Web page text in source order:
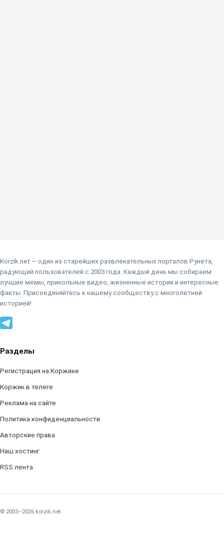
Korzik.net — один из старейших развлекательных порталов Рунета,
радующий пользователей с 2003 года. Каждый день мы собираем
лучшие мемы, прикольные видео, жизненные истории и интересные
факты. Присоединяйтесь к нашему сообществу с многолетней
историей!
Разделы
Регистрация на Коржике
Коржик в телеге
Реклама на сайте
Политика конфиденциальности
Авторские права
Наш хостинг
RSS лента
© 2003–2026 korzik.net